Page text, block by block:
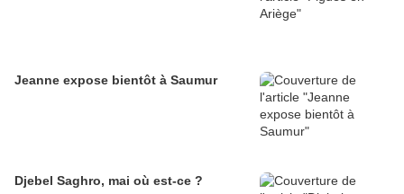
Jeanne expose bientôt à Saumur
Djebel Saghro, mai où est-ce ?